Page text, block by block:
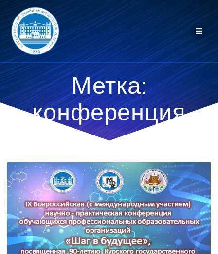
Перейти
к
контенту
Метка:
конференция